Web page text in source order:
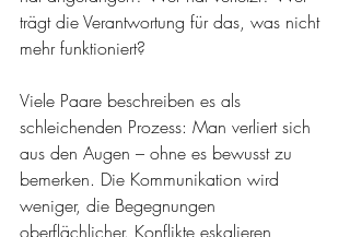
trägt die Verantwortung für das, was nicht
mehr funktioniert?
Viele Paare beschreiben es als
schleichenden Prozess: Man verliert sich
aus den Augen – ohne es bewusst zu
bemerken. Die Kommunikation wird
weniger, die Begegnungen
oberflächlicher. Konflikte eskalieren